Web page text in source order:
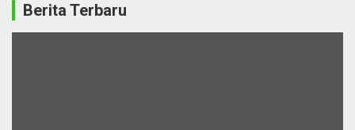
Berita Terbaru